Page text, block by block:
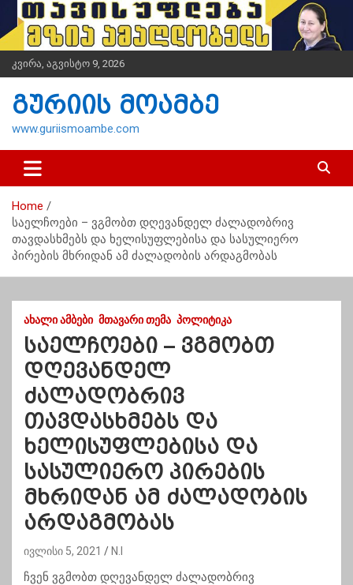
i
t
n
კვირა, აგვისტო 9, 2026
გურიის მოამბე
www.guriismoambe.com
Home
საელჩოები – ვგმობთ დღევანდელ ძალადობრივ
თავდასხმებს და ხელისუფლებისა და სასულიერო
პირების მხრიდან ამ ძალადობის არდაგმობას
ᲐᲮᲐᲚᲘ ᲐᲛᲑᲔᲑᲘ ᲛᲗᲐᲕᲐᲠᲘ ᲗᲔᲛᲐ ᲞᲝᲚᲘᲢᲘᲙᲐ
საელჩოები – ვგმობთ
დღევანდელ
ძალადობრივ
თავდასხმებს და
ხელისუფლებისა და
სასულიერო პირების
მხრიდან ამ ძალადობის
არდაგმობას
ივლისი 5, 2021 N.I
ჩვენ ვგმობთ დღევანდელ ძალადობრივ